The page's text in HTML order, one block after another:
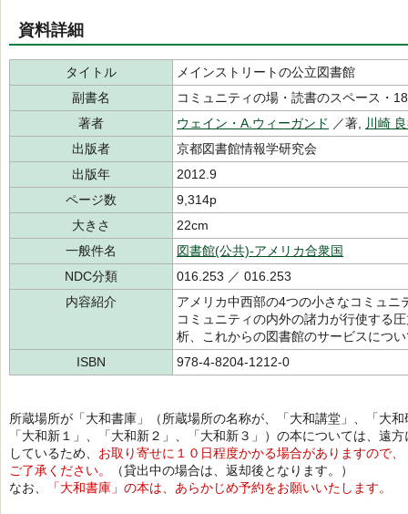
資料詳細
タイトル
メインストリートの公立図書館
副書名
コミュニティの場・読書のスペース・
著者
ウェイン・A.ウィーガンド ／著,
川崎
出版者
京都図書館情報学研究会
出版年
2012.9
ページ数
9,314p
大きさ
22cm
一般件名
図書館(公共)-アメリカ合衆国
NDC分類
016.253 ／ 016.253
内容紹介
アメリカ中西部の4つの小さなコミュ
コミュニティの内外の諸力が行使する
析、これからの図書館のサービスにつ
ISBN
978-4-8204-1212-0
所蔵場所が「大和書庫」（所蔵場所の名称が、「大和講堂」、「大和
「大和新１」、「大和新２」、「大和新３」）の本については、遠方
しているため、 お取り寄せに１０日程度かかる場合がありますので、
ご了承ください。
（貸出中の場合は、返却後となります。）
なお、
「大和書庫」の本は、あらかじめ予約をお願いいたします。